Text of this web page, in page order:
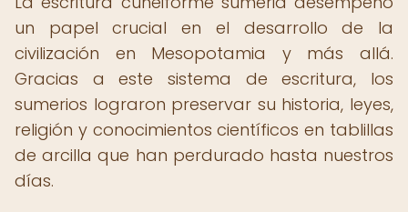
un papel crucial en el desarrollo de la
civilización en Mesopotamia y más allá.
Gracias a este sistema de escritura, los
sumerios lograron preservar su historia, leyes,
religión y conocimientos científicos en tablillas
de arcilla que han perdurado hasta nuestros
días.